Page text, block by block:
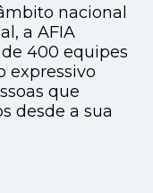
nacional
a AFIA
400 equipes
expressivo
que
desde a sua